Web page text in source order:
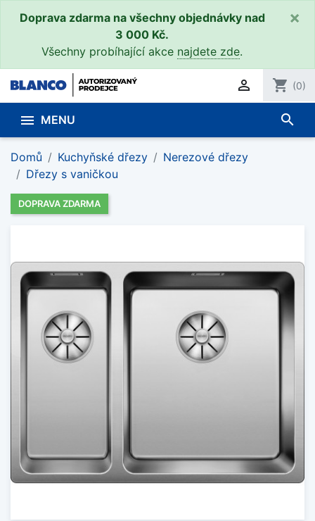
Doprava zdarma na všechny objednávky nad
3 000 Kč.
Všechny probíhající akce najdete zde.
×
 shopping_cart (0)
 MENU search
Domů Kuchyňské dřezy
Nerezové dřezy
Dřezy s vaničkou
DOPRAVA ZDARMA